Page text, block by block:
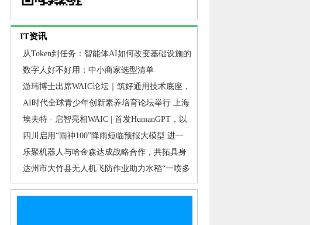
IT资讯
从Token到任务：智能体AI如何改变基础设施的
关注焦点
数字人好不好用：中小商家选型清单
游玮博士出席WAIC论坛｜筑好通用技术底座，
埃夫特&启智交出工业具身落地答卷
AI时代全球青少年创新素养培育论坛举行 上海
推动AI教育从“普及覆盖”迈向“提质培优”
埃夫特 · 启智亮相WAIC | 首发HumanGPT，以
通用技术底座破解行业“共创难”
四川启用“雨神100”降雨短临预报大模型 进一
步提高山洪、泥石流、滑坡、城市内涝等灾害短
临预警准确性
乐聚机器人与哈金森达成战略合作，共拓具身
智能工业落地新路径
达州市大竹县无人机飞防作业助力水稻“一喷多
促”